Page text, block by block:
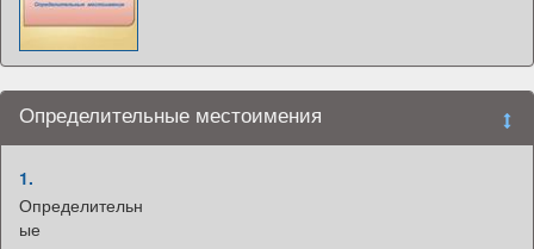
Определительные местоимения
1.
Определительн
ые